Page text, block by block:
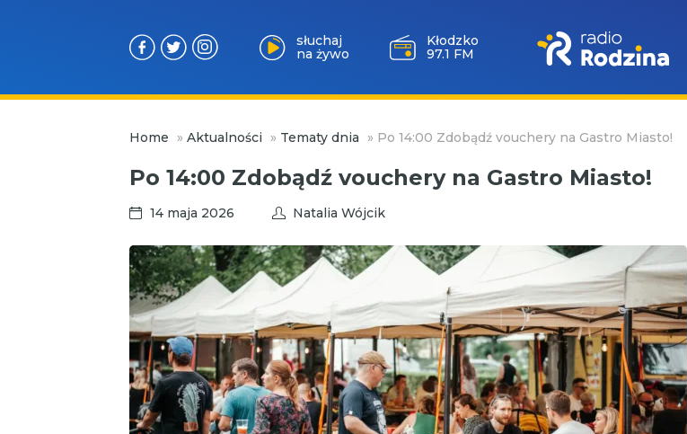
słuchaj
na żywo
Wołów
99.6 FM
Home » Aktualności » Tematy dnia » Po 14:00 Zdobądź vouchery na Gastro Miasto!
Po 14:00 Zdobądź vouchery na Gastro Miasto!
14 maja 2026 Natalia Wójcik